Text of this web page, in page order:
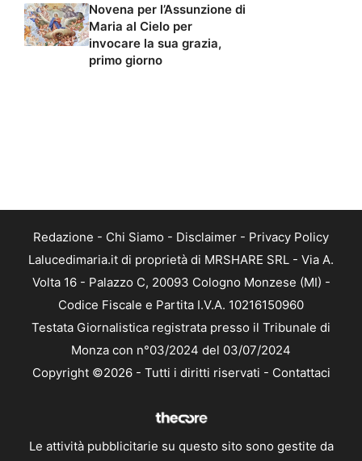
Novena per l’Assunzione di
Maria al Cielo per
invocare la sua grazia,
primo giorno
Redazione - Chi Siamo - Disclaimer - Privacy Policy
Lalucedimaria.it di proprietà di MRSHARE SRL - Via A.
Volta 16 - Palazzo C, 20093 Cologno Monzese (MI) -
Codice Fiscale e Partita I.V.A. 10216150960
Testata Giornalistica registrata presso il Tribunale di
Monza con n°03/2024 del 03/07/2024
Copyright ©2026 - Tutti i diritti riservati - Contattaci
Le attività pubblicitarie su questo sito sono gestite da